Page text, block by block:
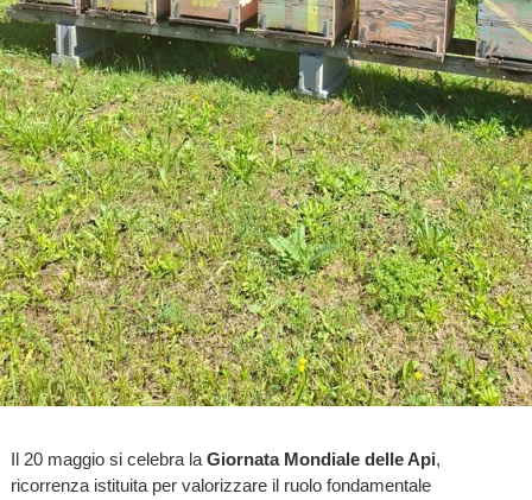
Il 20 maggio si celebra laGiornata Mondiale delle Api,
ricorrenza istituita per valorizzare il ruolo fondamentale